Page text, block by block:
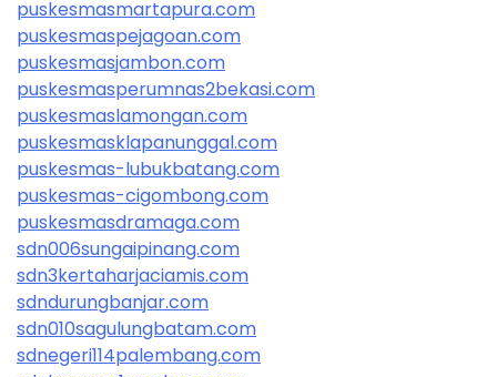
puskesmasmartapura.com
puskesmaspejagoan.com
puskesmasjambon.com
puskesmasperumnas2bekasi.com
puskesmaslamongan.com
puskesmasklapanunggal.com
puskesmas-lubukbatang.com
puskesmas-cigombong.com
puskesmasdramaga.com
sdn006sungaipinang.com
sdn3kertaharjaciamis.com
sdndurungbanjar.com
sdn010sagulungbatam.com
sdnegeri114palembang.com